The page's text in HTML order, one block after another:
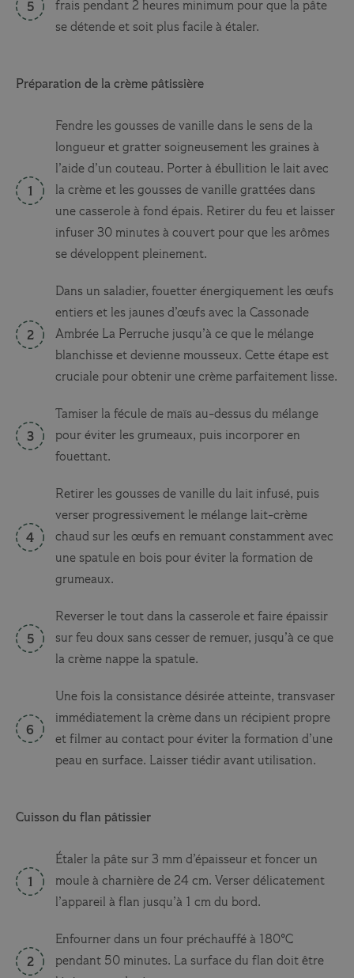
frais pendant 2 heures minimum pour que la pâte
se détende et soit plus facile à étaler.
Préparation de la crème pâtissière
Fendre les gousses de vanille dans le sens de la
longueur et gratter soigneusement les graines à
l’aide d’un couteau. Porter à ébullition le lait avec
la crème et les gousses de vanille grattées dans
une casserole à fond épais. Retirer du feu et laisser
infuser 30 minutes à couvert pour que les arômes
se développent pleinement.
Dans un saladier, fouetter énergiquement les œufs
entiers et les jaunes d’œufs avec la Cassonade
Ambrée La Perruche jusqu’à ce que le mélange
blanchisse et devienne mousseux. Cette étape est
cruciale pour obtenir une crème parfaitement lisse.
Tamiser la fécule de maïs au-dessus du mélange
pour éviter les grumeaux, puis incorporer en
fouettant.
Retirer les gousses de vanille du lait infusé, puis
verser progressivement le mélange lait-crème
chaud sur les œufs en remuant constamment avec
une spatule en bois pour éviter la formation de
grumeaux.
Reverser le tout dans la casserole et faire épaissir
sur feu doux sans cesser de remuer, jusqu’à ce que
la crème nappe la spatule.
Une fois la consistance désirée atteinte, transvaser
immédiatement la crème dans un récipient propre
et filmer au contact pour éviter la formation d’une
peau en surface. Laisser tiédir avant utilisation.
Cuisson du flan pâtissier
Étaler la pâte sur 3 mm d’épaisseur et foncer un
moule à charnière de 24 cm. Verser délicatement
l’appareil à flan jusqu’à 1 cm du bord.
Enfourner dans un four préchauffé à 180°C
pendant 50 minutes. La surface du flan doit être